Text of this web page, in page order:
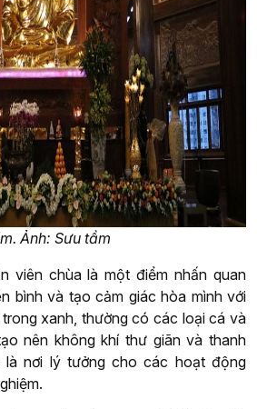
Ảnh: Sưu tầm
viên chùa là một điểm nhấn quan
bình và tạo cảm giác hòa mình với
xanh, thường có các loại cá và
nên không khí thư giãn và thanh
là nơi lý tưởng cho các hoạt động